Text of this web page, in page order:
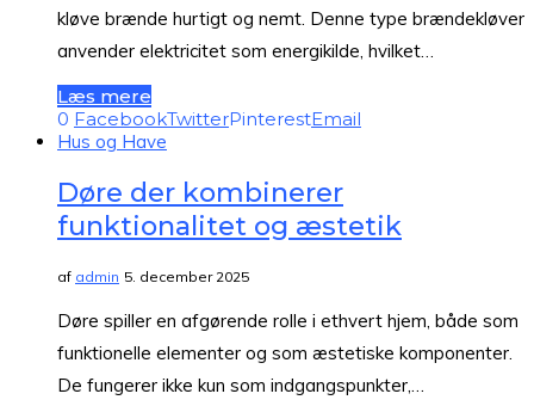
kløve brænde hurtigt og nemt. Denne type brændekløver
anvender elektricitet som energikilde, hvilket…
Læs mere
0 FacebookTwitterPinterestEmail
Hus og Have
Døre der kombinerer
funktionalitet og æstetik
af admin 5. december 2025
Døre spiller en afgørende rolle i ethvert hjem, både som
funktionelle elementer og som æstetiske komponenter.
De fungerer ikke kun som indgangspunkter,…